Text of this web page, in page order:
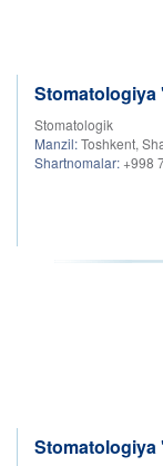
Stomatologiya
Stomatologik
Manzil:Toshkent,
Shartnomalar: +998
Stomatologiya